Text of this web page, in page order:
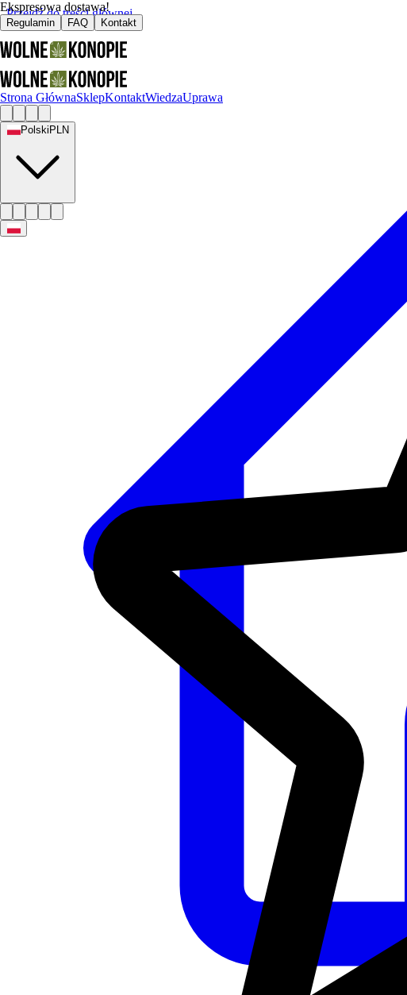
Przejdź do treści głównej
Ekspresowa dostawa!
Regulamin FAQ Kontakt
Strona GłównaSklepKontaktWiedzaUprawa
Polski PLN